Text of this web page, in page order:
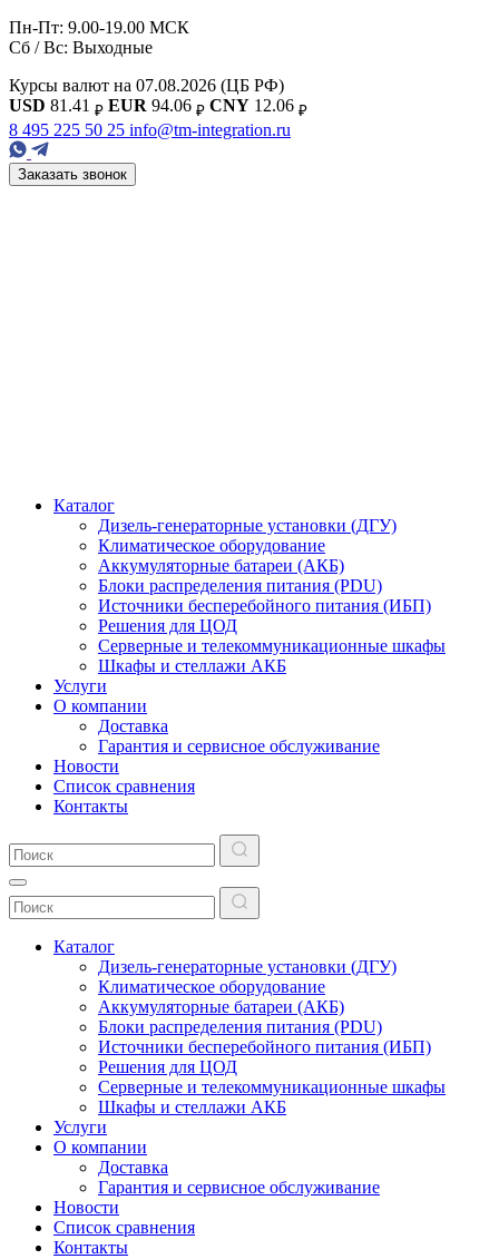
Пн-Пт: 9.00-19.00 МСК
Сб / Вс: Выходные
Курсы валют на 07.08.2026 (ЦБ РФ)
USD 81.41 ₽ EUR 94.06 ₽ CNY 12.06 ₽
8 495 225 50 25 info@tm-integration.ru
Заказать звонок
Каталог
Дизель-генераторные установки (ДГУ)
Климатическое оборудование
Аккумуляторные батареи (АКБ)
Блоки распределения питания (PDU)
Источники бесперебойного питания (ИБП)
Решения для ЦОД
Серверные и телекоммуникационные шкафы
Шкафы и стеллажи АКБ
Услуги
О компании
Доставка
Гарантия и сервисное обслуживание
Новости
Список сравнения
Контакты
Каталог
Дизель-генераторные установки (ДГУ)
Климатическое оборудование
Аккумуляторные батареи (АКБ)
Блоки распределения питания (PDU)
Источники бесперебойного питания (ИБП)
Решения для ЦОД
Серверные и телекоммуникационные шкафы
Шкафы и стеллажи АКБ
Услуги
О компании
Доставка
Гарантия и сервисное обслуживание
Новости
Список сравнения
Контакты